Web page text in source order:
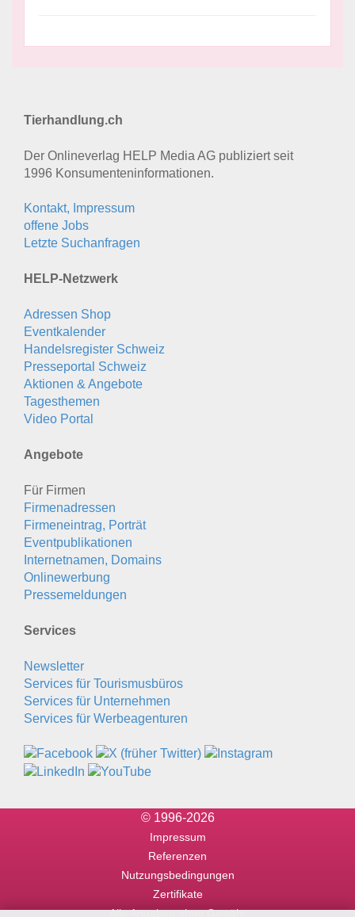
Tierhandlung.ch
Der Onlineverlag HELP Media AG publiziert seit
1996 Konsumenten­informationen.
Kontakt, Impressum
offene Jobs
Letzte Suchanfragen
HELP-Netzwerk
Adressen Shop
Eventkalender
Handelsregister Schweiz
Presseportal Schweiz
Aktionen & Angebote
Tagesthemen
Video Portal
Angebote
Für Firmen
Firmenadressen
Firmeneintrag, Porträt
Eventpublikationen
Internetnamen, Domains
Onlinewerbung
Pressemeldungen
Services
Newsletter
Services für Tourismusbüros
Services für Unternehmen
Services für Werbeagenturen
© 1996-2026
Impressum
Referenzen
Nutzungsbedingungen
Zertifikate
Alle Angaben ohne Gewähr